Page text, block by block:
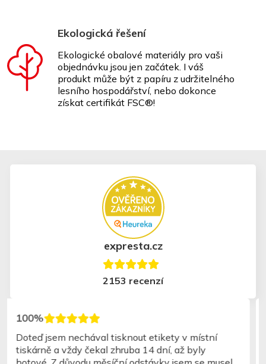
Ekologická řešení
Ekologické obalové materiály pro vaši
objednávku jsou jen začátek. I váš
produkt může být z papíru z udržitelného
lesního hospodářství, nebo dokonce
získat certifikát FSC®!
expresta.cz
2153 recenzí
100%
rychlé, jednoduché